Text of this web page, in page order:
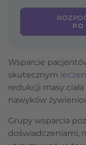
PO
Wsparcie
skutecznym
redukcji masy
nawyków
Grupy wsparcia
doświadczeniami,